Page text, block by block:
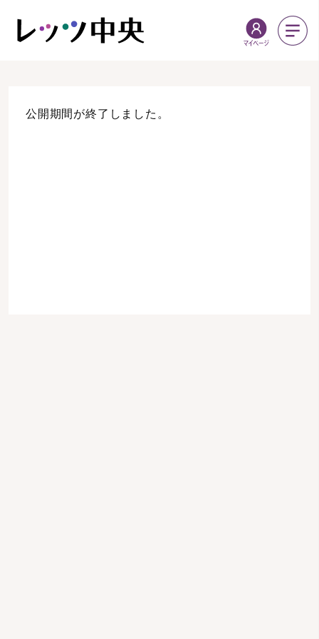
公開期間が終了しました。